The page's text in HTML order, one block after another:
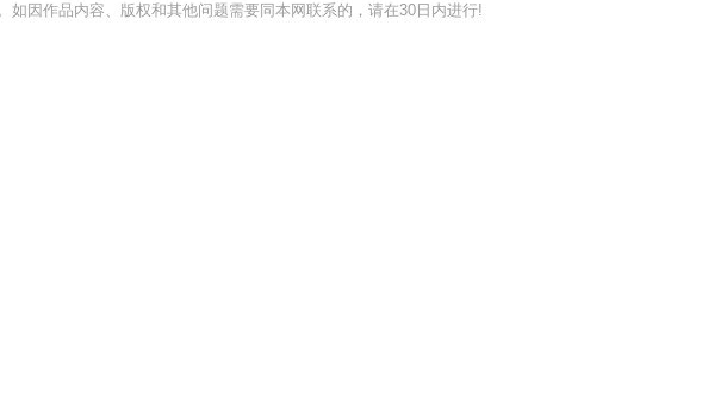
如因作品内容、版权和其他问题需要同本网联系的，请在30日内进行!